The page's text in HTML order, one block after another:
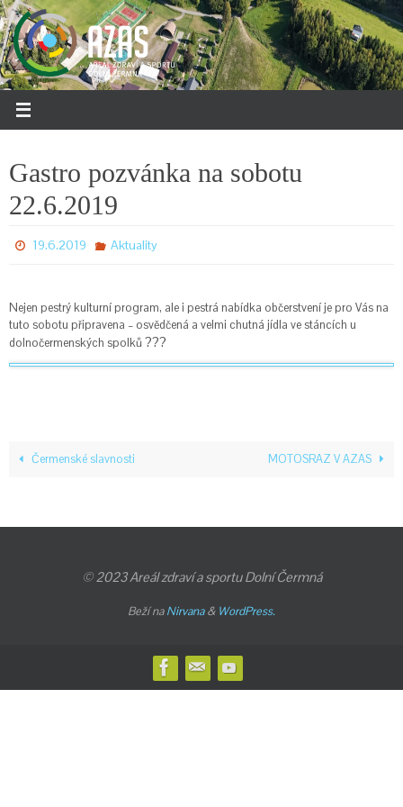
Přeskočit
na
obsah
Gastro pozvánka na sobotu
22.6.2019
19.6.2019 Aktuality
Nejen pestrý kulturní program, ale i pestrá nabídka občerstvení je pro Vás na
tuto sobotu připravena – osvědčená a velmi chutná jídla ve stáncích u
dolnočermenských spolků ???
Čermenské slavnosti MOTOSRAZ V AZAS
© 2023 Areál zdraví a sportu Dolní Čermná
Beží naNirvana& WordPress.